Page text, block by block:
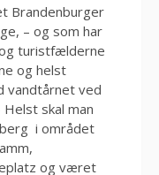
Brandenburger
– og som har
turistfælderne
og helst
vandtårnet ved
skal man
i området
og været